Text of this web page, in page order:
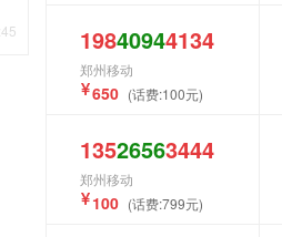
19840944134
郑州移动
650 (话费:100元)
13526563444
郑州移动
100 (话费:799元)